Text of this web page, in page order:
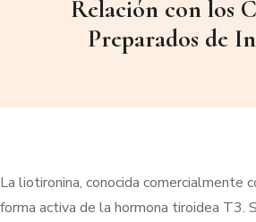
Relación con los
Preparados de
La liotironina, conocida comercialmente
forma activa de la hormona tiroidea T3.